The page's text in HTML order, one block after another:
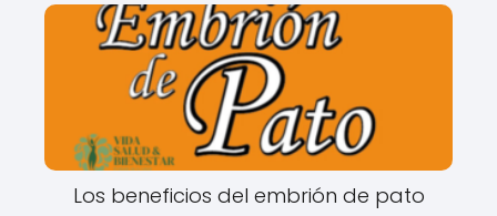
Los beneficios del embrión de pato